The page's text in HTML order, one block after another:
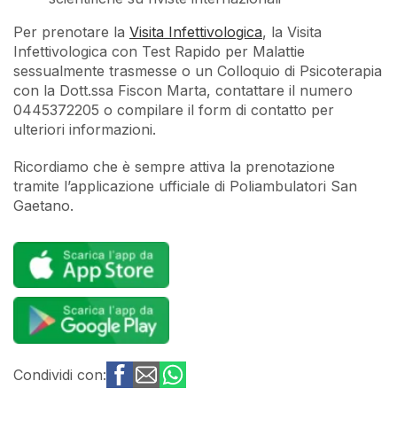
Per prenotare la Visita Infettivologica, la Visita
Infettivologica con Test Rapido per Malattie
sessualmente trasmesse o un Colloquio di Psicoterapia
con la Dott.ssa Fiscon Marta, contattare il numero
0445372205 o compilare il form di contatto per
ulteriori informazioni.
Ricordiamo che è sempre attiva la prenotazione
tramite l’applicazione ufficiale di Poliambulatori San
Gaetano.
Condividi con: